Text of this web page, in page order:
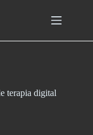
terapia digital